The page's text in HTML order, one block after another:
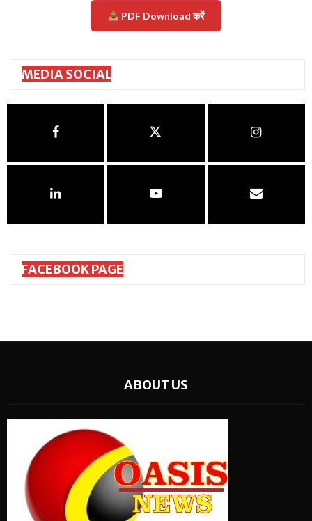
PDF Download करें
MEDIA SOCIAL
FACEBOOK PAGE
ABOUT US